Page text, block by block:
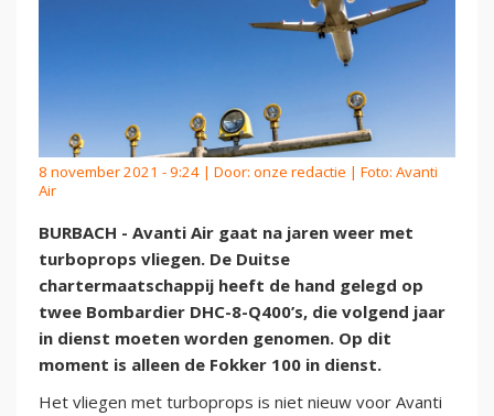
8 november 2021 - 9:24 | Door: onze redactie | Foto: Avanti
Air
BURBACH - Avanti Air gaat na jaren weer met
turboprops vliegen. De Duitse
chartermaatschappij heeft de hand gelegd op
twee Bombardier DHC-8-Q400’s, die volgend jaar
in dienst moeten worden genomen. Op dit
moment is alleen de Fokker 100 in dienst.
Het vliegen met turboprops is niet nieuw voor Avanti